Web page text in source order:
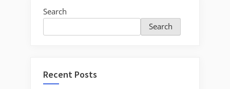
Search
Search
Recent Posts